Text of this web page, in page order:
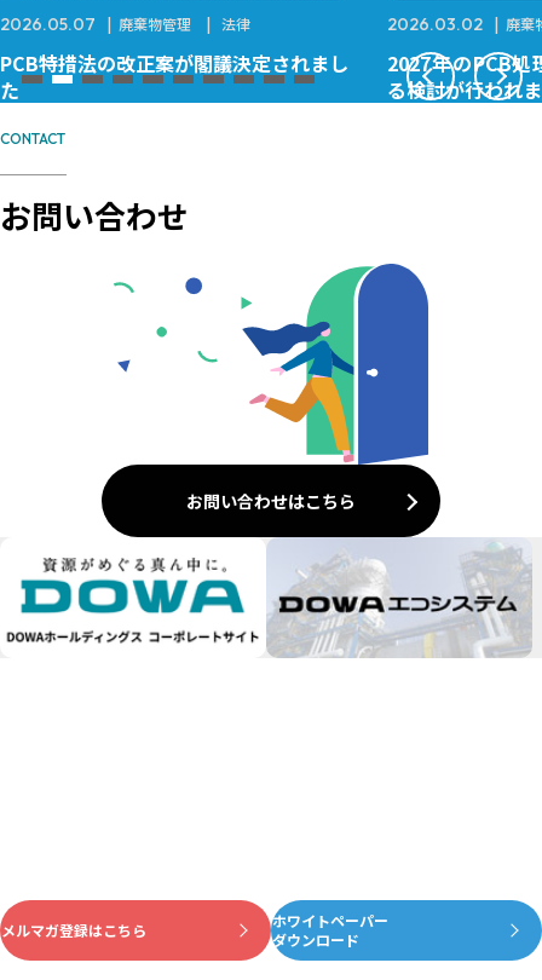
2026.05.07 廃棄物管理 法律
PCB特措法の改正案が閣議決定されまし
た
2026.03.02 廃棄
2027年のPCB
る検討が行われ
CONTACT
お問い合わせ
お問い合わせはこちら
メルマガ登録はこちら
ホワイトペーパー
ダウンロード
資源がめぐる真ん